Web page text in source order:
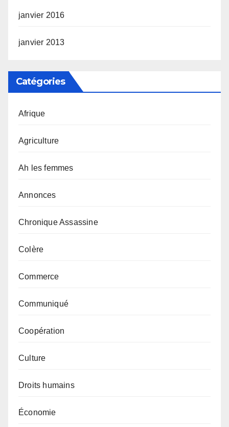
janvier 2016
janvier 2013
Catégories
Afrique
Agriculture
Ah les femmes
Annonces
Chronique Assassine
Colère
Commerce
Communiqué
Coopération
Culture
Droits humains
Économie